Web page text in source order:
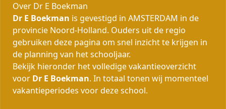
Over Dr E Boekman
Dr E Boekman is gevestigd in AMSTERDAM in de
provincie Noord-Holland. Ouders uit de regio
gebruiken deze pagina om snel inzicht te krijgen in
de planning van het schooljaar.
Bekijk hieronder het volledige vakantieoverzicht
voor Dr E Boekman. In totaal tonen wij momenteel
vakantieperiodes voor deze school.